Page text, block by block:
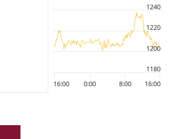
16:00 0:00 8:00 16:00
1180
1200
1220
1240